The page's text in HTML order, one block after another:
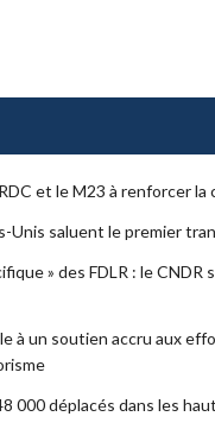
et le M23 à renforcer
Unis saluent le premier
» des FDLR : le CNDR
à un soutien accru aux
000 déplacés dans les